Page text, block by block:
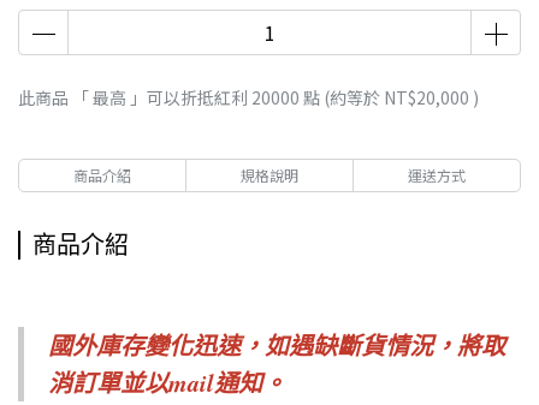
此商品 「 最高 」可以折抵紅利 20000 點 (約等於 NT$20,000 )
商品介紹 規格說明 運送方式
商品介紹
國外庫存變化迅速，如遇缺斷貨情況， 將取
消訂單並以mail通知。